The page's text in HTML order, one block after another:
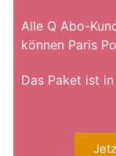
Alle Q Abo-
können Paris
Das Paket ist